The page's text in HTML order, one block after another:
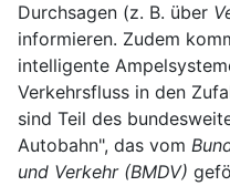
Durchsagen (z. B. über
informieren. Zudem
intelligente
Verkehrsfluss in den
sind Teil des
Autobahn", das vom
und Verkehr (BMDV)